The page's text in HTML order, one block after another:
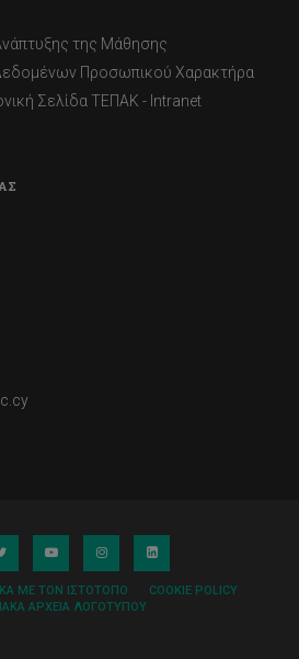
της Μάθησης
Προσωπικού Χαρακτήρα
Σελίδα ΤΕΠΑΚ - Intranet
ΜΕ ΤΟΝ ΙΣΤΌΤΟΠΟ
COOKIE POLICY
ΑΡΧΕΊΑ ΛΟΓΌΤΥΠΟΥ